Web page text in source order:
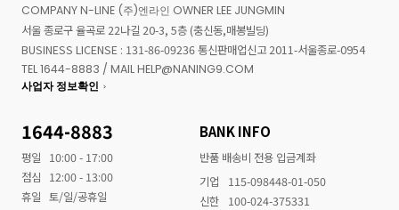
COMPANY N-LINE (주)엔라인 OWNER LEE JUNGMIN
서울 종로구 율곡로 22나길 20-3, 5층 (충신동,매봉빌딩)
BUSINESS LICENSE : 131-86-09236 통신판매업신고 2011-서울종로-0954
TEL 1644-8883 / MAIL HELP@NANING9.COM
사업자 정보확인
1644-8883
평일
10:00 - 17:00
점심
12:00 - 13:00
휴일 토/일/공휴일
BANK INFO
반품 배송비 전용 입금계좌
기업
115-098448-01-050
신한
100-024-375331